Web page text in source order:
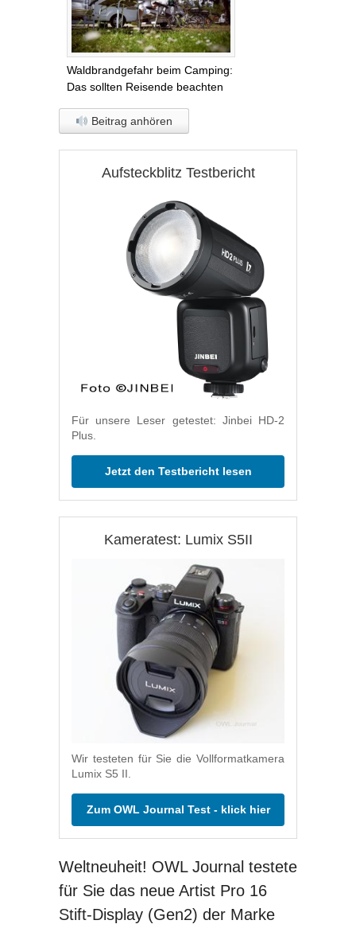
Waldbrandgefahr beim Camping:
Das sollten Reisende beachten
Beitrag anhören
Aufsteckblitz Testbericht
Für unsere Leser getestet: Jinbei HD-2
Plus.
Jetzt den Testbericht lesen
Kameratest: Lumix S5II
Wir testeten für Sie die Vollformatkamera
Lumix S5 II.
Zum OWL Journal Test - klick hier
Weltneuheit! OWL Journal testete
für Sie das neue Artist Pro 16
Stift-Display (Gen2) der Marke